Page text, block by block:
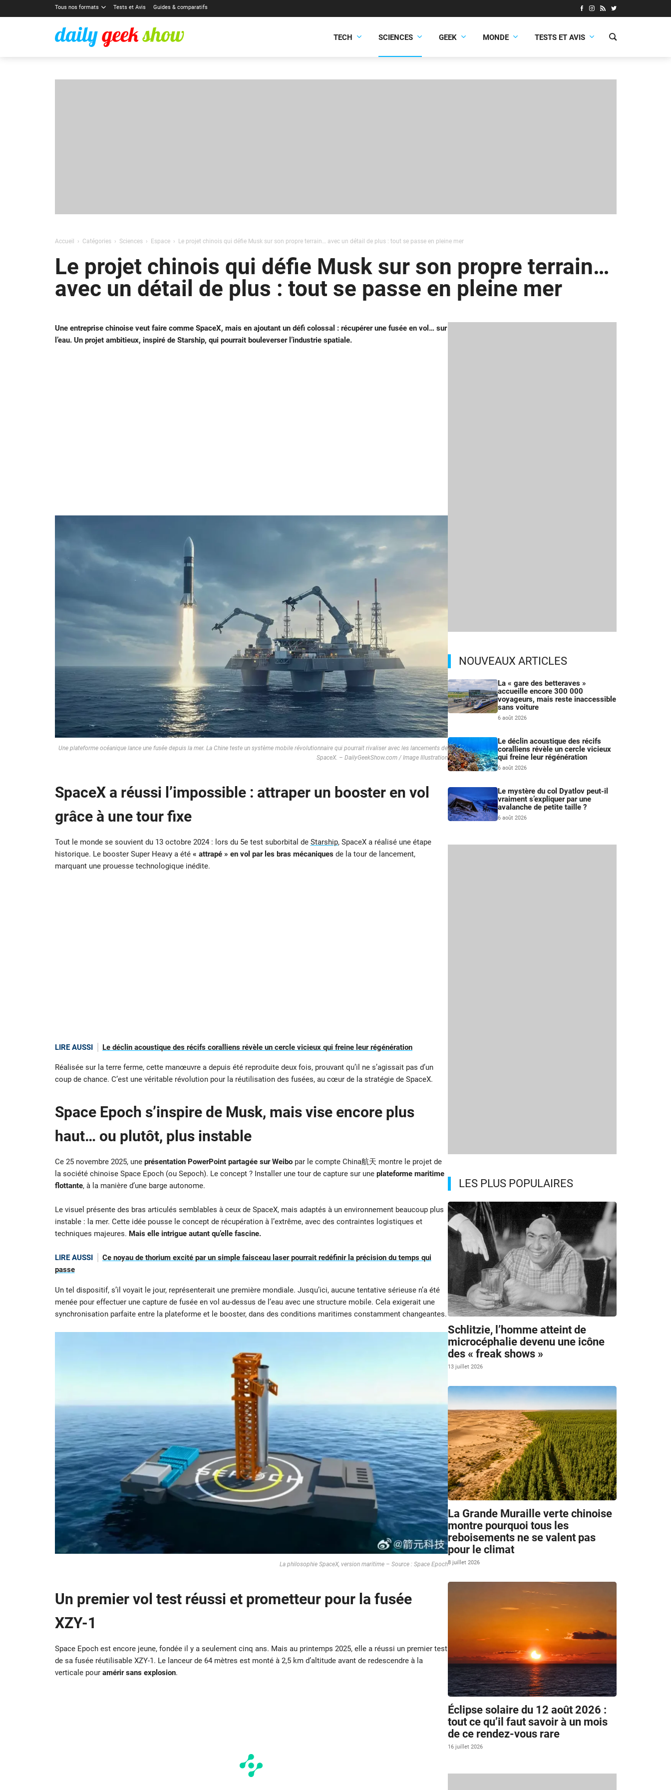
Tous nos formats Tests et Avis Guides & comparatifs
TECH SCIENCES GEEK MONDE TESTS ET AVIS
Accueil Catégories Sciences Espace Le projet chinois qui défie Musk sur son propre terrain… avec un détail de plus : tout se passe en pleine mer
Le projet chinois qui défie Musk sur son propre terrain…
avec un détail de plus : tout se passe en pleine mer
Une entreprise chinoise veut faire comme SpaceX, mais en ajoutant un défi colossal : récupérer une fusée en vol… sur
l’eau. Un projet ambitieux, inspiré de Starship, qui pourrait bouleverser l’industrie spatiale.
Une plateforme océanique lance une fusée depuis la mer. La Chine teste un système mobile révolutionnaire qui pourrait rivaliser avec les lancements de
SpaceX. – DailyGeekShow.com / Image Illustration
SpaceX a réussi l’impossible : attraper un booster en vol
grâce à une tour fixe
Tout le monde se souvient du 13 octobre 2024 : lors du 5e test suborbital de Starship, SpaceX a réalisé une étape
historique. Le booster Super Heavy a été « attrapé » en vol par les bras mécaniquesde la tour de lancement,
marquant une prouesse technologique inédite.
LIRE AUSSI Le déclin acoustique des récifs coralliens révèle un cercle vicieux qui freine leur régénération
Réalisée sur la terre ferme, cette manœuvre a depuis été reproduite deux fois, prouvant qu’il ne s’agissait pas d’un
coup de chance. C’est une véritable révolution pour la réutilisation des fusées, au cœur de la stratégie de SpaceX.
Space Epoch s’inspire de Musk, mais vise encore plus
haut… ou plutôt, plus instable
Ce 25 novembre 2025, une présentation PowerPoint partagée sur Weibopar le compte China航天 montre le projet de
la société chinoise Space Epoch (ou Sepoch). Le concept ? Installer une tour de capture sur une plateforme maritime
flottante, à la manière d’une barge autonome.
Le visuel présente des bras articulés semblables à ceux de SpaceX, mais adaptés à un environnement beaucoup plus
instable : la mer. Cette idée pousse le concept de récupération à l’extrême, avec des contraintes logistiques et
techniques majeures. Mais elle intrigue autant qu’elle fascine.
LIRE AUSSI
Ce noyau de thorium excité par un simple faisceau laser pourrait redéfinir la précision du temps qui
passe
Un tel dispositif, s’il voyait le jour, représenterait une première mondiale. Jusqu’ici, aucune tentative sérieuse n’a été
menée pour effectuer une capture de fusée en vol au-dessus de l’eau avec une structure mobile. Cela exigerait une
synchronisation parfaite entre la plateforme et le booster, dans des conditions maritimes constamment changeantes.
La philosophie SpaceX, version maritime – Source : Space Epoch
Un premier vol test réussi et prometteur pour la fusée
XZY-1
Space Epoch est encore jeune, fondée il y a seulement cinq ans. Mais au printemps 2025, elle a réussi un premier test
de sa fusée réutilisable XZY-1. Le lanceur de 64 mètres est monté à 2,5 km d’altitude avant de redescendre à la
verticale pour amérir sans explosion.
NOUVEAUX ARTICLES
La « gare des betteraves »
accueille encore 300 000
voyageurs, mais reste inaccessible
sans voiture
6 août 2026
Le déclin acoustique des récifs
coralliens révèle un cercle vicieux
qui freine leur régénération
6 août 2026
Le mystère du col Dyatlov peut-il
vraiment s’expliquer par une
avalanche de petite taille ?
6 août 2026
LES PLUS POPULAIRES
Schlitzie, l’homme atteint de
microcéphalie devenu une icône
des « freak shows »
13 juillet 2026
La Grande Muraille verte chinoise
montre pourquoi tous les
reboisements ne se valent pas
pour le climat
8 juillet 2026
Éclipse solaire du 12 août 2026 :
tout ce qu’il faut savoir à un mois
de ce rendez-vous rare
16 juillet 2026